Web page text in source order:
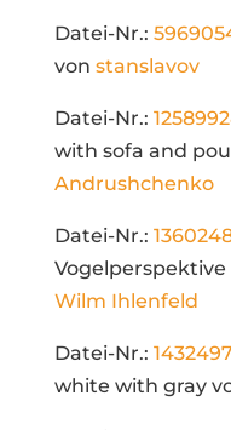
Datei-Nr.:
von stanslavov
Datei-Nr.:
with sofa and
Andrushchenko
Datei-Nr.:
Wilm Ihlenfeld
Datei-Nr.:
white with gray